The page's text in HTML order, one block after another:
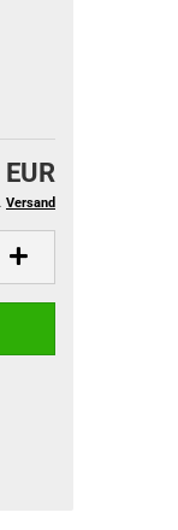
Versand